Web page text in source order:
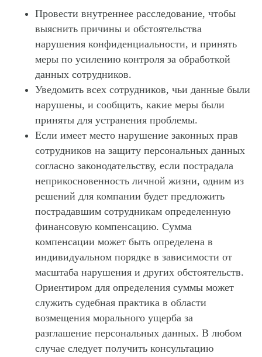
Провести внутреннее расследование, чтобы
выяснить причины и обстоятельства
нарушения конфиденциальности, и принять
меры по усилению контроля за обработкой
данных сотрудников.
Уведомить всех сотрудников, чьи данные были
нарушены, и сообщить, какие меры были
приняты для устранения проблемы.
Если имеет место нарушение законных прав
сотрудников на защиту персональных данных
согласно законодательству, если пострадала
неприкосновенность личной жизни, одним из
решений для компании будет предложить
пострадавшим сотрудникам определенную
финансовую компенсацию. Сумма
компенсации может быть определена в
индивидуальном порядке в зависимости от
масштаба нарушения и других обстоятельств.
Ориентиром для определения суммы может
служить судебная практика в области
возмещения морального ущерба за
разглашение персональных данных. В любом
случае следует получить консультацию